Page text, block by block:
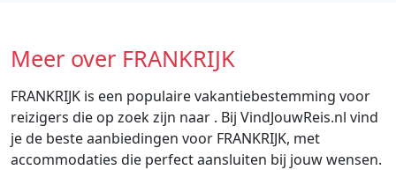
Meer over FRANKRIJK
FRANKRIJK is een populaire vakantiebestemming voor
reizigers die op zoek zijn naar . Bij VindJouwReis.nl vind
je de beste aanbiedingen voor FRANKRIJK, met
accommodaties die perfect aansluiten bij jouw wensen.